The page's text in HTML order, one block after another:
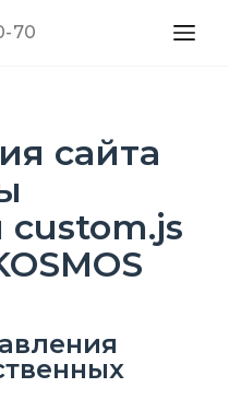
70
сайта
custom.js